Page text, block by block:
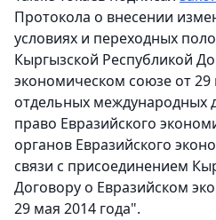
Протокола о внесении
условиях и переходных
Кыргызской Республикой
экономическом союзе от 29
отдельных международных
право Евразийского
органов Евразийского
связи с присоединением
Договору о Евразийском
29 мая 2014 года".